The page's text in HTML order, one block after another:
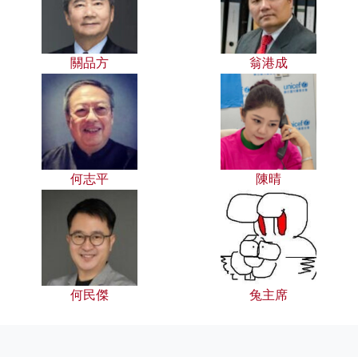
關品方 翁港成
何志平 陳晴
何民傑 兔主席